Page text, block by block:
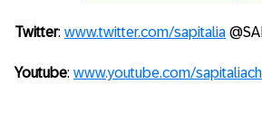
Twitter: www.twitter.com/sapitalia
Youtube: www.youtube.com/